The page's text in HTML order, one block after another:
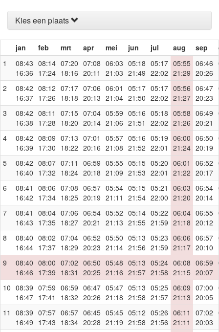
Kies een plaats
jan feb mrt apr mei jun jul aug sep
1
08:43
16:36
08:14
17:24
07:20
18:16
07:08
20:11
06:03
21:03
05:18
21:49
05:17
22:02
05:55
21:29
06:46
20:26
2
08:42
16:37
08:12
17:26
07:17
18:18
07:06
20:13
06:01
21:04
05:17
21:50
05:17
22:02
05:56
21:27
06:47
20:23
3
08:42
16:38
08:11
17:28
07:15
18:20
07:04
20:14
05:59
21:06
05:16
21:51
05:18
22:02
05:58
21:26
06:49
20:21
4
08:42
16:39
08:09
17:30
07:13
18:22
07:01
20:16
05:57
21:08
05:16
21:52
05:19
22:01
06:00
21:24
06:50
20:19
5
08:42
16:40
08:07
17:32
07:11
18:24
06:59
20:18
05:55
21:09
05:15
21:53
05:20
22:01
06:01
21:22
06:52
20:17
6
08:41
16:42
08:06
17:34
07:08
18:25
06:57
20:19
05:54
21:11
05:15
21:54
05:21
22:00
06:03
21:20
06:54
20:14
7
08:41
16:43
08:04
17:35
07:06
18:27
06:54
20:21
05:52
21:13
05:14
21:55
05:22
21:59
06:04
21:18
06:55
20:12
8
08:40
16:44
08:02
17:37
07:04
18:29
06:52
20:23
05:50
21:14
05:13
21:56
05:23
21:59
06:06
21:17
06:57
20:10
9
08:40
16:46
08:00
17:39
07:02
18:31
06:50
20:25
05:48
21:16
05:13
21:57
05:24
21:58
06:08
21:15
06:59
20:07
10 08:39
16:47
07:59
17:41
06:59
18:32
06:47
20:26
05:47
21:18
05:13
21:58
05:25
21:57
06:09
21:13
07:00
20:05
11
08:39
16:49
07:57
17:43
06:57
18:34
06:45
20:28
05:45
21:19
05:12
21:58
05:26
21:56
06:11
21:11
07:02
20:03